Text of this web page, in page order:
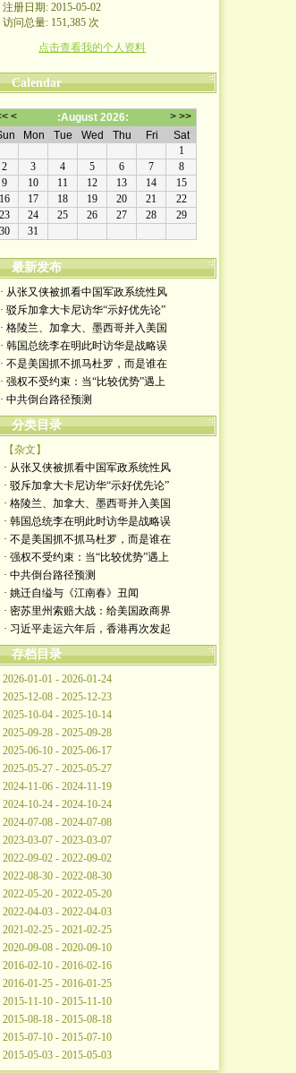
注册日期: 2015-05-02
访问总量: 151,385 次
点击查看我的个人资料
Calendar
最新发布
· 从张又侠被抓看中国军政系统性风
· 驳斥加拿大卡尼访华“示好优先论”
· 格陵兰、加拿大、墨西哥并入美国
· 韩国总统李在明此时访华是战略误
· 不是美国抓不抓马杜罗，而是谁在
· 强权不受约束：当“比较优势”遇上
· 中共倒台路径预测
分类目录
【杂文】
· 从张又侠被抓看中国军政系统性风
· 驳斥加拿大卡尼访华“示好优先论”
· 格陵兰、加拿大、墨西哥并入美国
· 韩国总统李在明此时访华是战略误
· 不是美国抓不抓马杜罗，而是谁在
· 强权不受约束：当“比较优势”遇上
· 中共倒台路径预测
· 姚迁自缢与《江南春》丑闻
· 密苏里州索赔大战：给美国政商界
· 习近平走运六年后，香港再次发起
存档目录
2026-01-01 - 2026-01-24
2025-12-08 - 2025-12-23
2025-10-04 - 2025-10-14
2025-09-28 - 2025-09-28
2025-06-10 - 2025-06-17
2025-05-27 - 2025-05-27
2024-11-06 - 2024-11-19
2024-10-24 - 2024-10-24
2024-07-08 - 2024-07-08
2023-03-07 - 2023-03-07
2022-09-02 - 2022-09-02
2022-08-30 - 2022-08-30
2022-05-20 - 2022-05-20
2022-04-03 - 2022-04-03
2021-02-25 - 2021-02-25
2020-09-08 - 2020-09-10
2016-02-10 - 2016-02-16
2016-01-25 - 2016-01-25
2015-11-10 - 2015-11-10
2015-08-18 - 2015-08-18
2015-07-10 - 2015-07-10
2015-05-03 - 2015-05-03